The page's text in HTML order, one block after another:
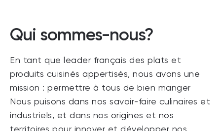
Qui sommes-nous?
En tant que leader français des plats et
produits cuisinés appertisés, nous avons une
mission : permettre à tous de bien manger
Nous puisons dans nos savoir-faire culinaires et
industriels, et dans nos origines et nos